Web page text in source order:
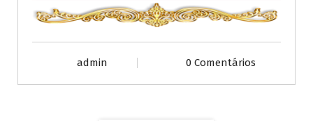
admin 0 Comentários